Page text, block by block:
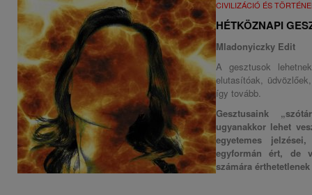
CIVILIZÁCIÓ ÉS
HÉTKÖZNAPI
Mladonyiczky Edit
A gesztusok
elutasítóak,
így tovább.
Gesztusaink
ugyanakkor lehet
egyetemes
egyformán ért, de
számára